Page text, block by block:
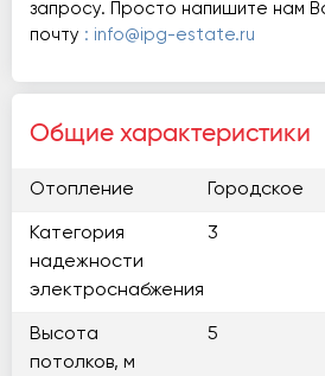
запросу. Просто напишите нам
почту : info@ipg-estate.ru
Общие характеристики
Отопление Городское
Категория
надежности
электроснабжения
3
Высота
потолков, м
5